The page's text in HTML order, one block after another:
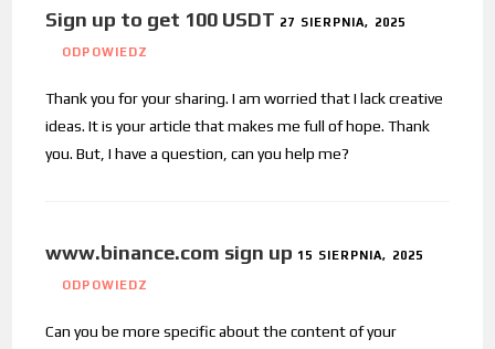
Sign up to get 100 USDT 27 SIERPNIA, 2025
ODPOWIEDZ
Thank you for your sharing. I am worried that I lack creative
ideas. It is your article that makes me full of hope. Thank
you. But, I have a question, can you help me?
www.binance.com sign up 15 SIERPNIA, 2025
ODPOWIEDZ
Can you be more specific about the content of your